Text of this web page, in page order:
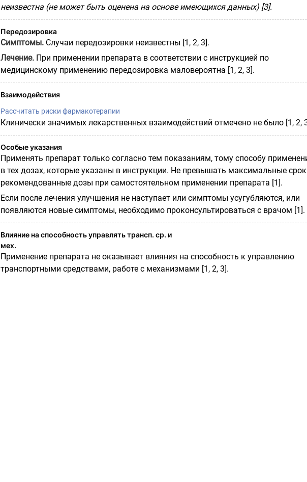
неизвестна (не может быть оценена на основе имеющихся данных) [3].
Передозировка
Симптомы.Случаи передозировки неизвестны [1, 2, 3].
Лечение.При применении препарата в соответствии с инструкцией по
медицинскому применению передозировка маловероятна [1, 2, 3].
Взаимодействия
Рассчитать риски фармакотерапии
Клинически значимых лекарственных взаимодействий отмечено не было [1, 2,
Особые указания
Применять препарат только согласно тем показаниям, тому способу
в тех дозах, которые указаны в инструкции. Не превышать максимальные
рекомендованные дозы при самостоятельном применении препарата [1].
Если после лечения улучшения не наступает или симптомы усугубляются, или
появляются новые симптомы, необходимо проконсультироваться с врачом [1].
Влияние на способность управлять трансп. ср. и
мех.
Применение препарата не оказывает влияния на способность к управлению
транспортными средствами, работе с механизмами [1, 2, 3].